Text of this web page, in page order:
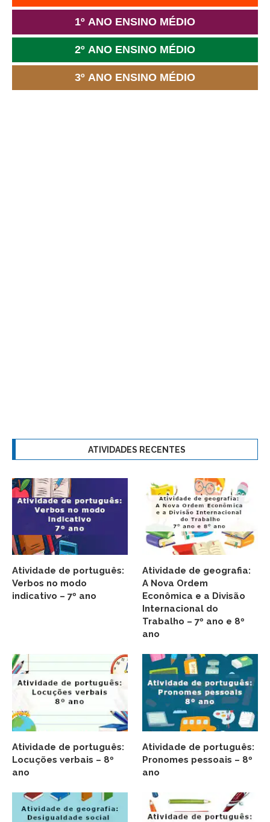
1º ANO ENSINO MÉDIO
2º ANO ENSINO MÉDIO
3º ANO ENSINO MÉDIO
ATIVIDADES RECENTES
Atividade de português:
Verbos no modo
indicativo – 7º ano
Atividade de geografia:
A Nova Ordem
Econômica e a Divisão
Internacional do
Trabalho – 7º ano e 8º
ano
Atividade de português:
Locuções verbais – 8º
ano
Atividade de português:
Pronomes pessoais – 8º
ano